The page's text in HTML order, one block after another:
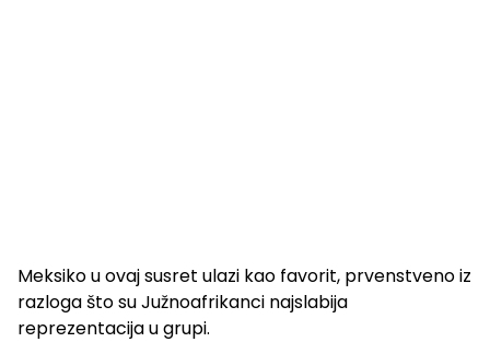
Meksiko u ovaj susret ulazi kao favorit, prvenstveno iz
razloga što su Južnoafrikanci najslabija
reprezentacija u grupi.